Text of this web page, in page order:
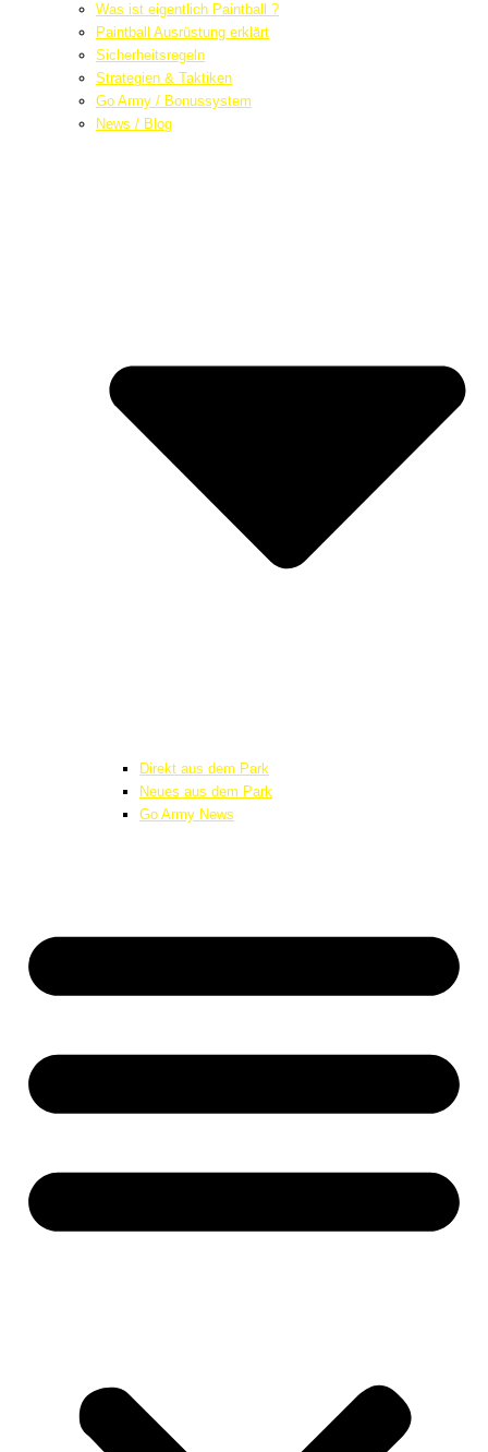
Was ist eigentlich Paintball ?
Paintball Ausrüstung erklärt
Sicherheitsregeln
Strategien & Taktiken
Go Army / Bonussystem
News / Blog
Direkt aus dem Park
Neues aus dem Park
Go Army News